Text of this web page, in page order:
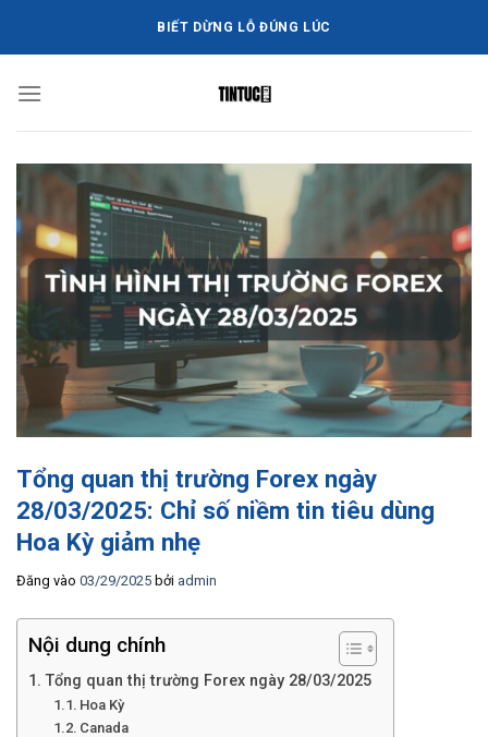
dung
BIẾT DỪNG LỖ ĐÚNG LÚC
Tổng quan thị trường Forex ngày
28/03/2025: Chỉ số niềm tin tiêu dùng
Hoa Kỳ giảm nhẹ
Đăng vào 03/29/2025 bởi admin
Nội dung chính
Tổng quan thị trường Forex ngày 28/03/2025
Hoa Kỳ
Canada